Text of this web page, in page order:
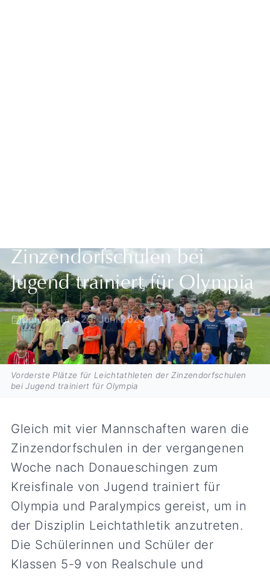
Zinzendorfschulen bei
Jugend trainiert für Olympia
Donnerstag, 29. Juni 2023
Vorderste Plätze für Leichtathleten der Zinzendorfschulen
bei Jugend trainiert für Olympia
Gleich mit vier Mannschaften waren die
Zinzendorfschulen in der vergangenen
Woche nach Donaueschingen zum
Kreisfinale von Jugend trainiert für
Olympia und Paralympics gereist, um in
der Disziplin Leichtathletik anzutreten.
Die Schülerinnen und Schüler der
Klassen 5-9 von Realschule und